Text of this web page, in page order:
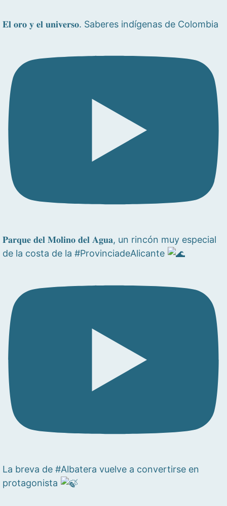
𝐄𝐥 𝐨𝐫𝐨 𝐲 𝐞𝐥 𝐮𝐧𝐢𝐯𝐞𝐫𝐬𝐨. Saberes indígenas de Colombia
𝐏𝐚𝐫𝐪𝐮𝐞 𝐝𝐞𝐥 𝐌𝐨𝐥𝐢𝐧𝐨 𝐝𝐞𝐥 𝐀𝐠𝐮𝐚, un rincón muy especial
de la costa de la #ProvinciadeAlicante
La breva de #Albatera vuelve a convertirse en
protagonista